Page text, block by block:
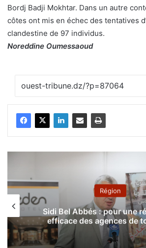
Bordj Badji Mokhtar. Dans un autre
côtes ont mis en échec des tentatives
clandestine de 97 individus.
Noreddine Oumessaoud
Région
Sidi Bel Abbés : pour une
efficace des agences de